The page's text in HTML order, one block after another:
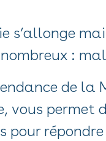
s’allonge
:
de la
vous permet
pour